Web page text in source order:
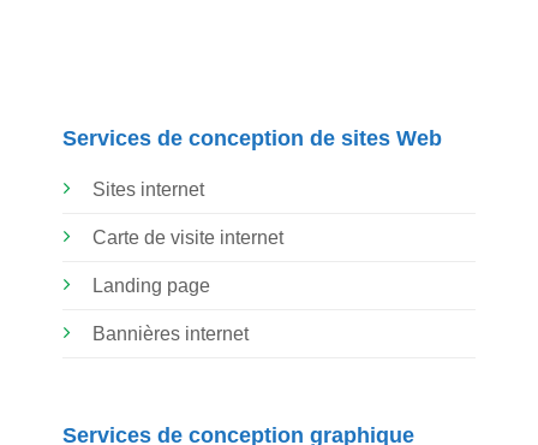
Services de conception de sites Web
Sites internet
Carte de visite internet
Landing page
Bannières internet
Services de conception graphique